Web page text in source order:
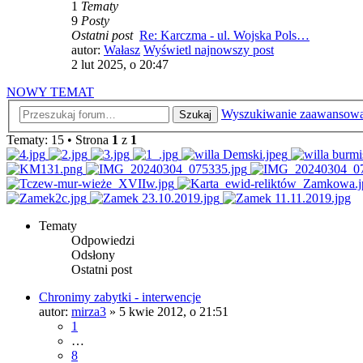
1 Tematy
9 Posty
Ostatni post Re: Karczma - ul. Wojska Pols…
autor: Wałasz Wyświetl najnowszy post
2 lut 2025, o 20:47
NOWY TEMAT
Szukaj
Wyszukiwanie
Tematy: 15 • Strona 1 z 1
Tematy
Odpowiedzi
Odsłony
Ostatni post
Chronimy zabytki - interwencje
autor: mirza3 » 5 kwie 2012, o 21:51
1
…
8